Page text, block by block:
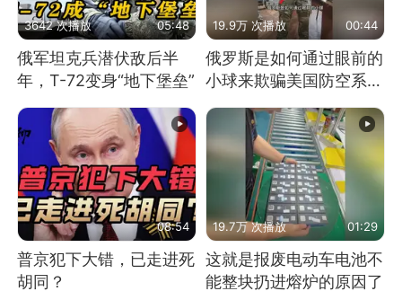
3642 次播放 05:48
俄军坦克兵潜伏敌后半
年，T-72变身“地下堡垒”
19.9万 次播放 00:44
俄罗斯是如何通过眼前的
小球来欺骗美国防空系统
08:54
普京犯下大错，已走进死
胡同？
19.7万 次播放 01:29
这就是报废电动车电池不
能整块扔进熔炉的原因了